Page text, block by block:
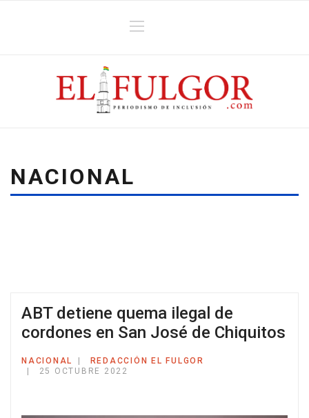
NACIONAL
ABT detiene quema ilegal de
cordones en San José de Chiquitos
NACIONAL
REDACCIÓN EL FULGOR
25 OCTUBRE 2022